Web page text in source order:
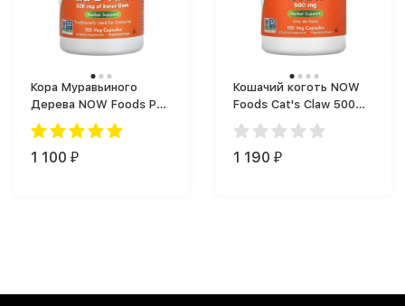
Кора Муравьиного
Дерева NOW Foods Pau
D' Arco (100 капс.)
1 100 ₽
Кошачий коготь NOW
Foods Cat's Claw 500
(100 капс.)
1 190 ₽